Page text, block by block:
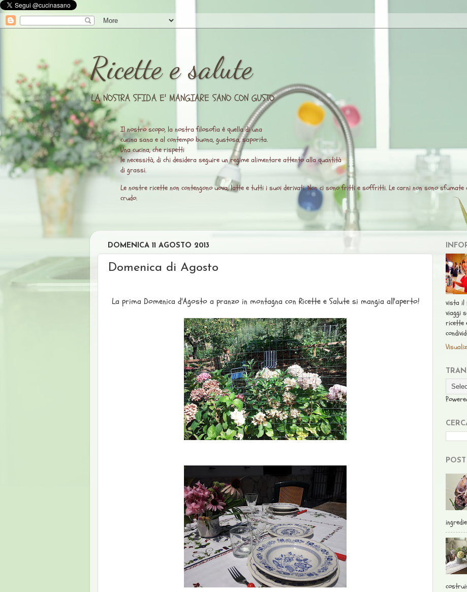
Ricette e salute
LA NOSTRA SFIDA E' MANGIARE SANO CON GUSTO
Il nostro scopo, la nostra filosofia è quella di una
cucina sana e al contempo buona, gustosa, saporita.
Una cucina, che rispetti
le necessità, di chi desidera seguire un regime alimentare attento alla quantità
di grassi.
Le nostre ricette non contengono uova, latte e tutti i suoi derivati. Non ci sono fritti e soffritti. Le carni non sono sfumate
crudo.
DOMENICA 11 AGOSTO 2013
Domenica di Agosto
La prima Domenica d'Agosto a pranzo in montagna con Ricette e Salute si mangia all'aperto!
vista il
viaggi
ricette